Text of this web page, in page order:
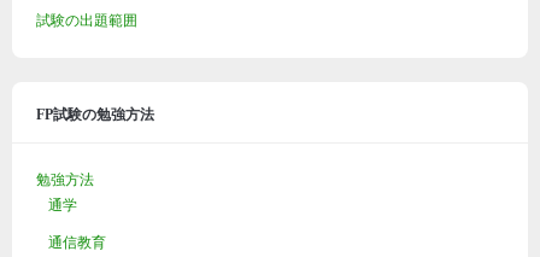
試験の出題範囲
FP試験の勉強方法
勉強方法
通学
通信教育